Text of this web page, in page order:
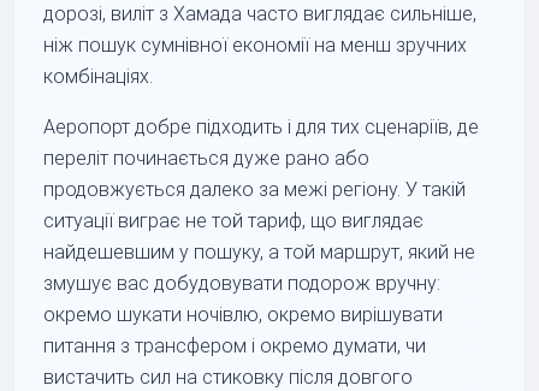
дорозі, виліт з Хамада часто виглядає сильніше,
ніж пошук сумнівної економії на менш зручних
комбінаціях.
Аеропорт добре підходить і для тих сценаріїв, де
переліт починається дуже рано або
продовжується далеко за межі регіону. У такій
ситуації виграє не той тариф, що виглядає
найдешевшим у пошуку, а той маршрут, який не
змушує вас добудовувати подорож вручну:
окремо шукати ночівлю, окремо вирішувати
питання з трансфером і окремо думати, чи
вистачить сил на стиковку після довгого